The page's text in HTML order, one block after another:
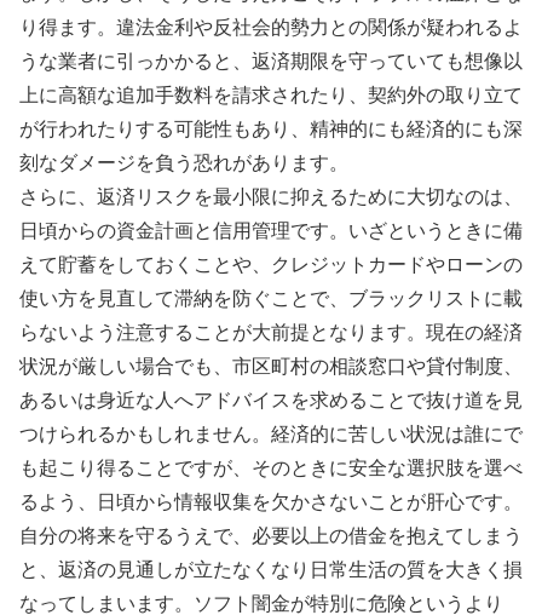
り得ます。違法金利や反社会的勢力との関係が疑われるよ
うな業者に引っかかると、返済期限を守っていても想像以
上に高額な追加手数料を請求されたり、契約外の取り立て
が行われたりする可能性もあり、精神的にも経済的にも深
刻なダメージを負う恐れがあります。
さらに、返済リスクを最小限に抑えるために大切なのは、
日頃からの資金計画と信用管理です。いざというときに備
えて貯蓄をしておくことや、クレジットカードやローンの
使い方を見直して滞納を防ぐことで、ブラックリストに載
らないよう注意することが大前提となります。現在の経済
状況が厳しい場合でも、市区町村の相談窓口や貸付制度、
あるいは身近な人へアドバイスを求めることで抜け道を見
つけられるかもしれません。経済的に苦しい状況は誰にで
も起こり得ることですが、そのときに安全な選択肢を選べ
るよう、日頃から情報収集を欠かさないことが肝心です。
自分の将来を守るうえで、必要以上の借金を抱えてしまう
と、返済の見通しが立たなくなり日常生活の質を大きく損
なってしまいます。ソフト闇金が特別に危険というより